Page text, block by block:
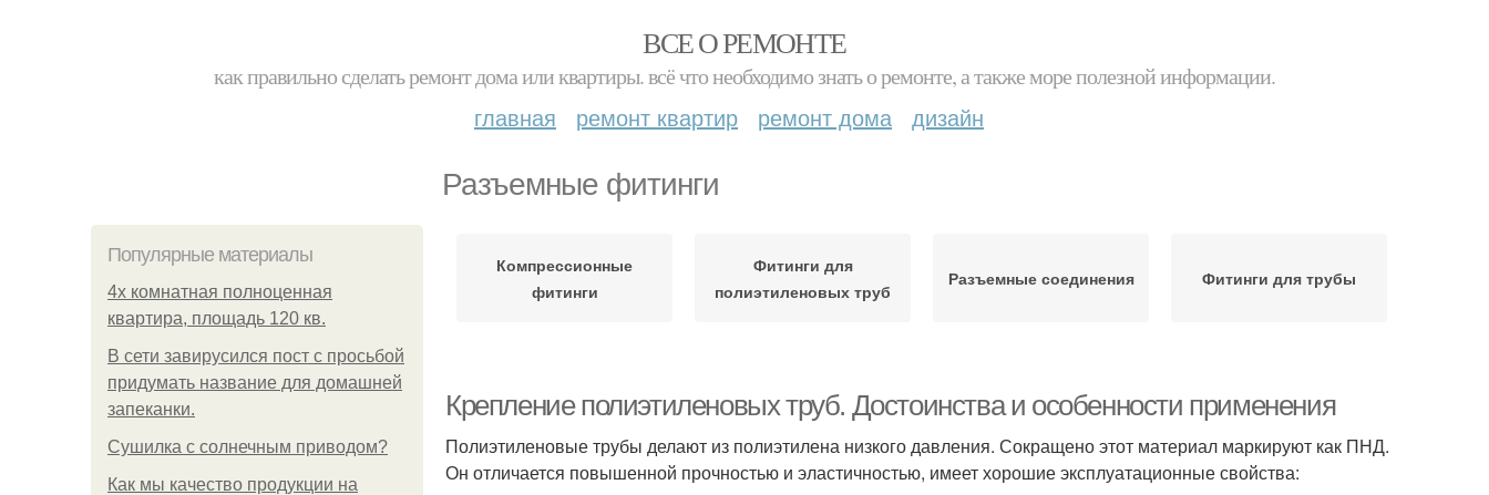
ВСЕ О РЕМОНТЕ
как правильно сделать ремонт дома или квартиры. всё что необходимо знать о ремонте, а также море полезной информации.
главная ремонт квартир ремонт дома дизайн
Разъемные фитинги
Популярные материалы
4x комнатная полноценная
квартира, площадь 120 кв.
В сети завирусился пост с просьбой
придумать название для домашней
запеканки.
Сушилка с солнечным приводом?
Как мы качество продукции на
Компрессионные
фитинги
Фитинги для
полиэтиленовых труб
Разъемные соединения Фитинги для трубы
Крепление полиэтиленовых труб. Достоинства и особенности применения
Полиэтиленовые трубы делают из полиэтилена низкого давления. Сокращено этот материал маркируют как ПНД.
Он отличается повышенной прочностью и эластичностью, имеет хорошие эксплуатационные свойства: